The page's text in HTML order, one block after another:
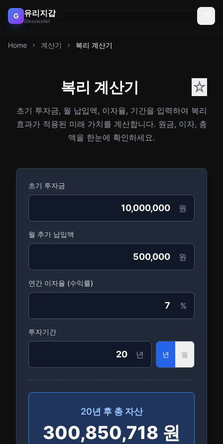
G 유리지갑
Glasswallet
Home 계산기 복리 계산기
복리 계산기 ☆
초기 투자금, 월 납입액, 이자율, 기간을 입력하여 복리
효과가 적용된 미래 가치를 계산합니다. 원금, 이자, 총
액을 한눈에 확인하세요.
초기 투자금
원
월 추가 납입액
원
연간 이자율 (수익률)
%
투자기간
년 년 월
20년 후 총 자산
300,850,718 원